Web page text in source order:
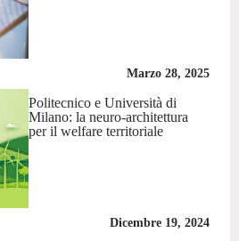
Marzo 28, 2025
Politecnico e Università di
Milano: la neuro-architettura
per il welfare territoriale
Dicembre 19, 2024